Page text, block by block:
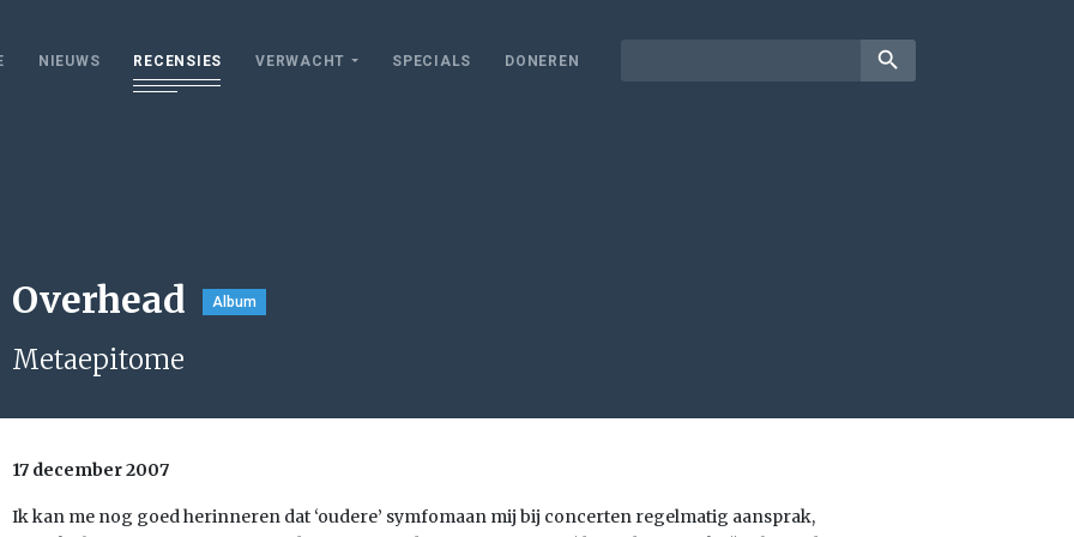
NIEUWS RECENSIES VERWACHT SPECIALS DONEREN search
Overhead Album
Metaepitome
17 december 2007
Ik kan me nog goed herinneren dat ‘oudere’ symfomaan mij bij concerten regelmatig aansprak,